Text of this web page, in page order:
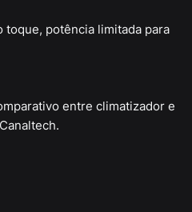
toque, potência limitada para
entre climatizador e